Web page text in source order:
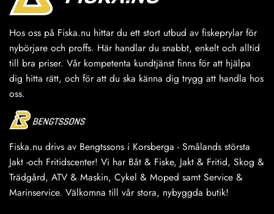
Hos oss på Fiska.nu hittar du ett stort utbud av fiskeprylar för
nybörjare och proffs. Här handlar du snabbt, enkelt och alltid
till bra priser. Vår kompetenta kundtjänst finns för att hjälpa
dig hitta rätt, och för att du ska känna dig trygg att handla hos
oss.
Fiska.nu drivs av Bengtssons i Korsberga - Smålands största
Jakt -och Fritidscenter! Vi har Båt & Fiske, Jakt & Fritid, Skog &
Trädgård, ATV & Maskin, Cykel & Moped samt Service &
Marinservice. Välkomna till vår stora, nybyggda butik!